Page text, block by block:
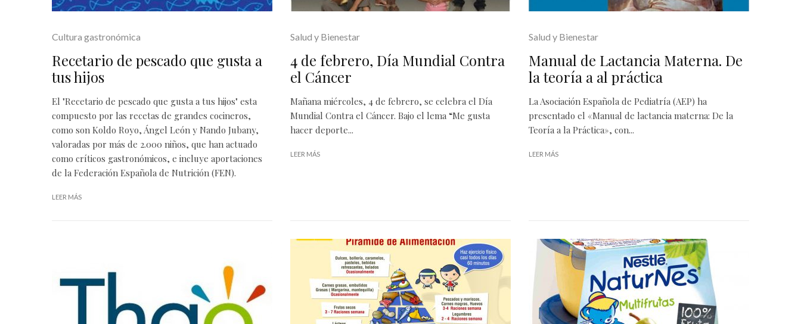
Cultura gastronómica
Recetario de pescado que gusta a
tus hijos
El "Recetario de pescado que gusta a tus hijos" esta
compuesto por las recetas de grandes cocineros,
como son Koldo Royo, Ángel León y Nando Jubany,
valoradas por más de 2.000 niños, que han actuado
como críticos gastronómicos, e incluye aportaciones
de la Federación Española de Nutrición (FEN).
LEER MÁS
Salud y Bienestar
4 de febrero, Día Mundial Contra
el Cáncer
Mañana miércoles, 4 de febrero, se celebra el Día
Mundial Contra el Cáncer. Bajo el lema “Me gusta
hacer deporte...
LEER MÁS
Salud y Bienestar
Manual de Lactancia Materna. De
la teoría a al práctica
La Asociación Española de Pediatría (AEP) ha
presentado el «Manual de lactancia materna: De la
Teoría a la Práctica», con...
LEER MÁS